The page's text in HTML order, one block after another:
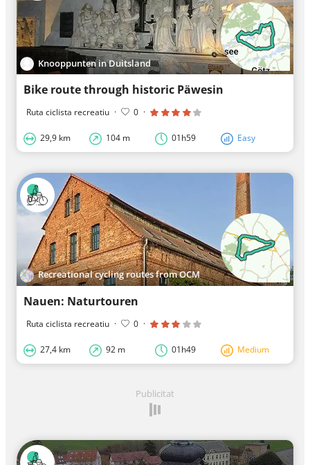
Knooppunten in Duitsland
Bike route through historic Päwesin
Ruta ciclista recreatiu · 0 ·
29,9 km 104 m 01h59 Easy
Recreational cycling routes from OCM
Nauen: Naturtouren
Ruta ciclista recreatiu · 0 ·
27,4 km 92 m 01h49 Medium
Publicitat